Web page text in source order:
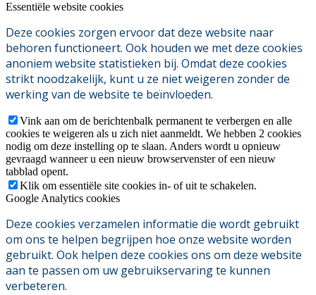
Essentiële website cookies
Deze cookies zorgen ervoor dat deze website naar
behoren functioneert. Ook houden we met deze cookies
anoniem website statistieken bij. Omdat deze cookies
strikt noodzakelijk, kunt u ze niet weigeren zonder de
werking van de website te beïnvloeden.
Vink aan om de berichtenbalk permanent te verbergen en alle
cookies te weigeren als u zich niet aanmeldt. We hebben 2 cookies
nodig om deze instelling op te slaan. Anders wordt u opnieuw
gevraagd wanneer u een nieuw browservenster of een nieuw
tabblad opent.
Klik om essentiële site cookies in- of uit te schakelen.
Google Analytics cookies
Deze cookies verzamelen informatie die wordt gebruikt
om ons te helpen begrijpen hoe onze website worden
gebruikt. Ook helpen deze cookies ons om deze website
aan te passen om uw gebruikservaring te kunnen
verbeteren.